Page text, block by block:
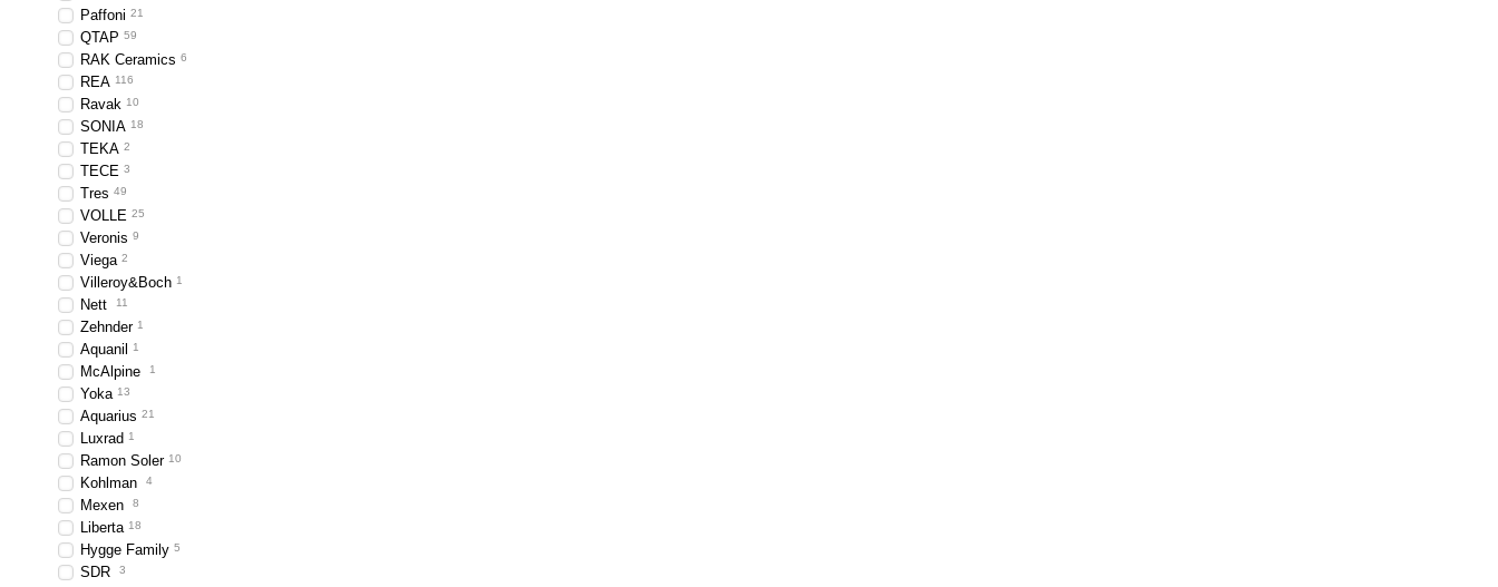
Paffoni 21
QTAP 59
RAK Ceramics 6
REA 116
Ravak 10
SONIA 18
TEKA 2
TECE 3
Tres 49
VOLLE 25
Veronis 9
Viega 2
Villeroy&Boch 1
Nett 11
Zehnder 1
Aquanil 1
McAlpine 1
Yoka 13
Aquarius 21
Luxrad 1
Ramon Soler 10
Kohlman 4
Mexen 8
Liberta 18
Hygge Family 5
SDR 3